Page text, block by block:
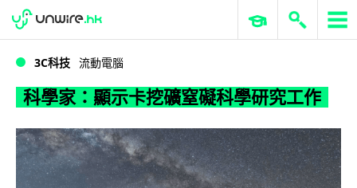
科學家：顯示卡挖礦窒礙科學研究工作
WWDC 2026 ERP 與商業 AI
3C科技 流動電腦
科學家：顯示卡挖礦窒礙科學研究工作